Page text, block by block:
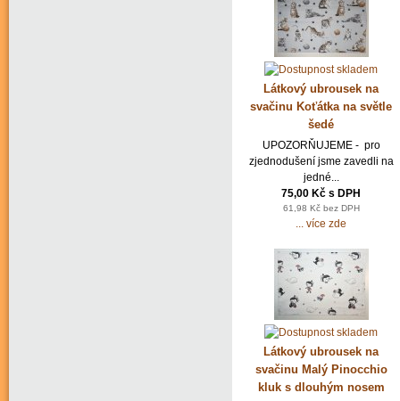
Látkový ubrousek na
svačinu Koťátka na světle
šedé
UPOZORŇUJEME - pro
zjednodušení jsme zavedli na
jedné...
75,00 Kč s DPH
61,98 Kč bez DPH
... více zde
Látkový ubrousek na
svačinu Malý Pinocchio
kluk s dlouhým nosem